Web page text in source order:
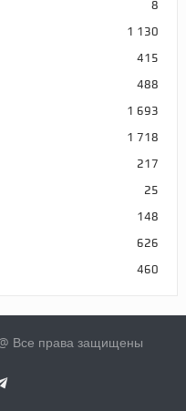
8
1 130
415
488
1 693
1 718
217
25
148
626
460
Все права защищены